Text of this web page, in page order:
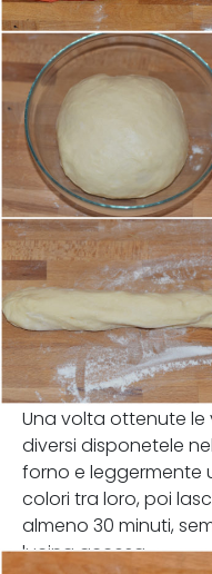
Una volta ottenute le
diversi disponetele
forno e leggermente
colori tra loro, poi
almeno 30 minuti,
lucina accesa.